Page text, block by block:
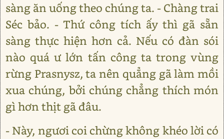
sàng ăn uống theo chúng ta. - Chàng trai
Séc bảo. - Thứ công tích ấy thì gã sẵn
sàng thực hiện hơn cả. Nếu có đàn sói
nào quá ư lớn tấn công ta trong vùng
rừng Prasnysz, ta nên quẳng gã làm mồi
xua chúng, bởi chúng chẳng thích món
gì hơn thịt gã đâu.
- Này, ngươi coi chừng không khéo lời có